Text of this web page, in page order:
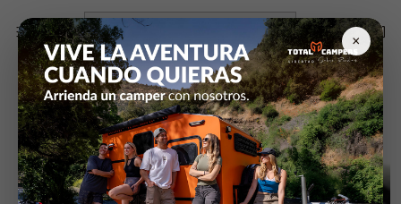
×
Inicio Campers y equipamiento campers
Claraboyas
Claraboya Freucamp